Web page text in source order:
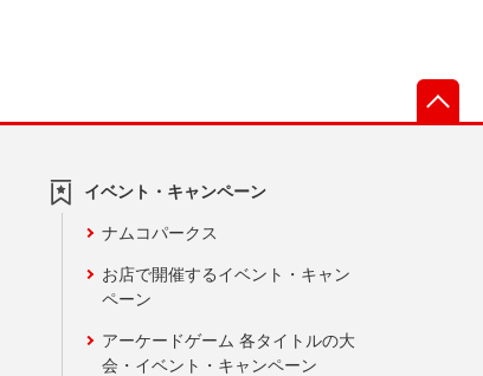
イベント・キャンペーン
ナムコパークス
お店で開催するイベント・キャン
ペーン
アーケードゲーム 各タイトルの大
会・イベント・キャンペーン